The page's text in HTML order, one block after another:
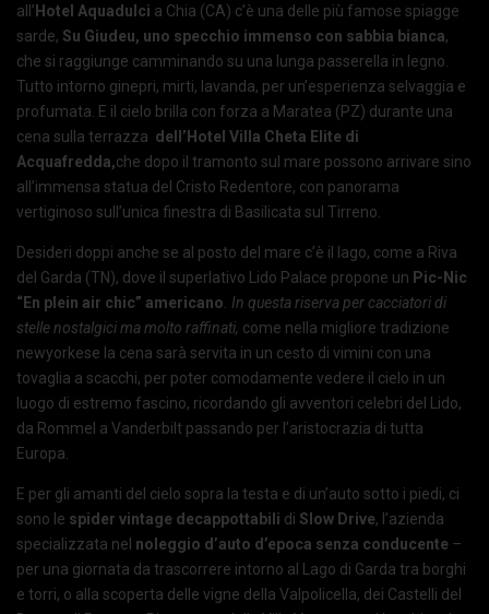
all’ Hotel Aquadulci a Chia (CA) c’è una delle più famose spiagge
sarde, Su Giudeu, uno specchio immenso con sabbia bianca,
che si raggiunge camminando su una lunga passerella in legno.
Tutto intorno ginepri, mirti, lavanda, per un’esperienza selvaggia e
profumata. E il cielo brilla con forza a Maratea (PZ) durante una
cena sulla terrazza dell’Hotel Villa Cheta Elite di
Acquafredda,che dopo il tramonto sul mare possono arrivare sino
all’immensa statua del Cristo Redentore, con panorama
vertiginoso sull’unica finestra di Basilicata sul Tirreno.
Desideri doppi anche se al posto del mare c’è il lago, come a Riva
del Garda (TN), dove il superlativo Lido Palace propone un Pic-Nic
“En plein air chic” americano . In questa riserva per cacciatori di
stelle nostalgici ma molto raffinati, come nella migliore tradizione
newyorkese la cena sarà servita in un cesto di vimini con una
tovaglia a scacchi, per poter comodamente vedere il cielo in un
luogo di estremo fascino, ricordando gli avventori celebri del Lido,
da Rommel a Vanderbilt passando per l’aristocrazia di tutta
Europa.
E per gli amanti del cielo sopra la testa e di un’auto sotto i piedi, ci
sono le spider vintage decappottabili di Slow Drive, l’azienda
specializzata nel noleggio d’auto d’epoca senza conducente –
per una giornata da trascorrere intorno al Lago di Garda tra borghi
e torri, o alla scoperta delle vigne della Valpolicella, dei Castelli del